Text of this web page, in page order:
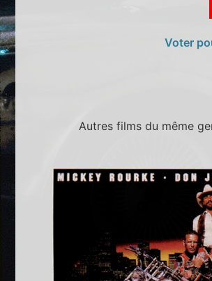
Voter
Autres films du même